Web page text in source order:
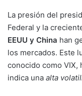
La presión del
Federal y la
EEUU y China han
los mercados. Este
conocido como VIX,
indica una alta